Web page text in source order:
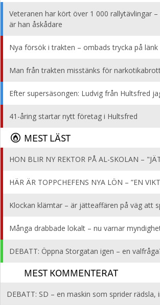
Veteranen har kört över 1 000 rallytävlingar
är han åskådare
Nya försök i trakten – ombads trycka på länk
Man från trakten misstänks för
Efter supersäsongen: Ludvig från Hultsfred
41-åring startar nytt företag i Hultsfred
MEST LÄST
HON BLIR NY REKTOR PÅ AL-SKOLAN –
HÄR ÄR TOPPCHEFENS NYA LÖN – ”EN
Klockan klämtar – är jätteaffären på väg att
Många drabbade lokalt – nu varnar
DEBATT: Öppna Storgatan igen – en
MEST KOMMENTERAT
DEBATT: SD – en maskin som sprider rädsla,